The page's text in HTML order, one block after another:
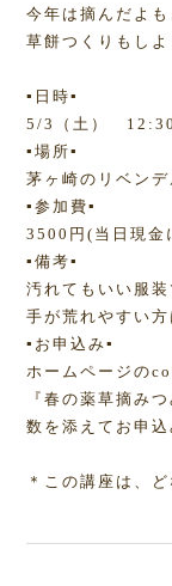
今年は摘んだよも
草餅つくりもし
▪️日時▪️
5/3（土）
▪️場所▪️
茅ヶ崎のリベン
▪️参加費▪️
3500円(当日現金
▪️備考▪️
汚れてもいい服装
手が荒れやすい方
▪️お申込み▪️
ホームページの
『春の薬草摘み
数を添えてお申
＊この講座は、